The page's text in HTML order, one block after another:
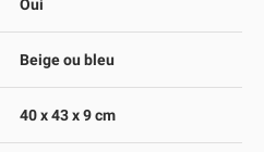
Oui
Beige ou bleu
40 x 43 x 9 cm